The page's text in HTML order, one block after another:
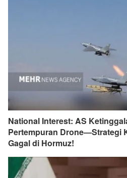
National Interest: AS
Pertempuran Drone—Strategi
Gagal di Hormuz!